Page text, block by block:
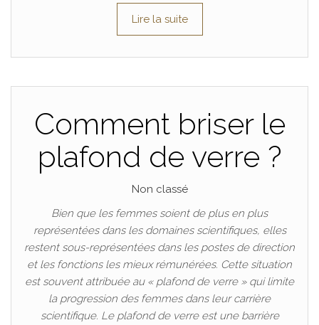
Lire la suite
Comment briser le
plafond de verre ?
Non classé
Bien que les femmes soient de plus en plus
représentées dans les domaines scientifiques, elles
restent sous-représentées dans les postes de direction
et les fonctions les mieux rémunérées. Cette situation
est souvent attribuée au « plafond de verre » qui limite
la progression des femmes dans leur carrière
scientifique. Le plafond de verre est une barrière